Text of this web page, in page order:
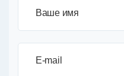
Ваше имя
E-mail